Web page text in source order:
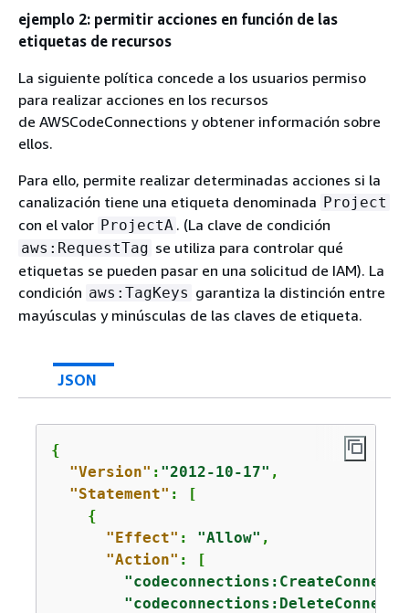
ejemplo 2: permitir acciones en función de las
etiquetas de recursos
La siguiente política concede a los usuarios permiso
para realizar acciones en los recursos
de AWSCodeConnections y obtener información sobre
ellos.
Para ello, permite realizar determinadas acciones si la
canalización tiene una etiqueta denominada Project
con el valor ProjectA . (La clave de condición
aws:RequestTag se utiliza para controlar qué
etiquetas se pueden pasar en una solicitud de IAM). La
condición aws:TagKeys garantiza la distinción entre
mayúsculas y minúsculas de las claves de etiqueta.
JSON
{
"Version" : "2012-10-17" ,
"Statement" : [
{
"Effect" : "Allow" ,
"Action" : [